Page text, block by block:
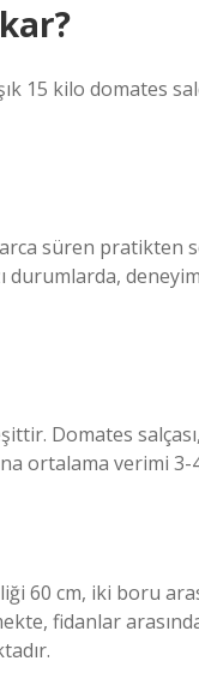
15 kilo domates
süren pratikten
durumlarda,
Domates
ortalama verimi
60 cm, iki boru
fidanlar